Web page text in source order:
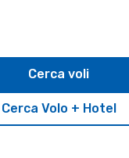
Cerca Volo + Hotel
Cerca voli